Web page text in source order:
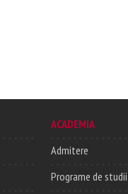
ACADEMIA
Admitere
Programe de studii